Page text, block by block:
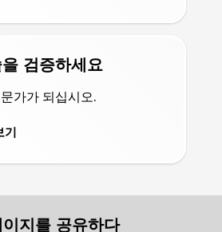
검증하세요
가가 되십시오.
기
지를 공유하다